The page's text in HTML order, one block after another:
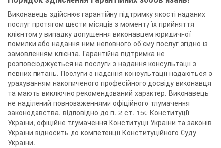
Виконавець здійснює гарантійну підтримку якості наданих
послуг протягом шести місяців з моменту їх прийняття
клієнтом у випадку допущення виконавцем юридичної
помилки або надання ним неповного об’єму послуг згідно із
замовленням клієнта. Гарантійна підтримка не
розповсюджується на послуги з надання консультації з
певних питань. Послуги з надання консультації надаються з
урахуванням накопиченого професійного досвіду виконавця
та мають виключно рекомендований характер. Виконавець
не наділений повноваженнями офіційного тлумачення
законодавства, відповідно до п. 2 ст. 150 Конституції
України, офіційне тлумачення Конституції України та законів
України відносить до компетенції Конституційного Суду
України.